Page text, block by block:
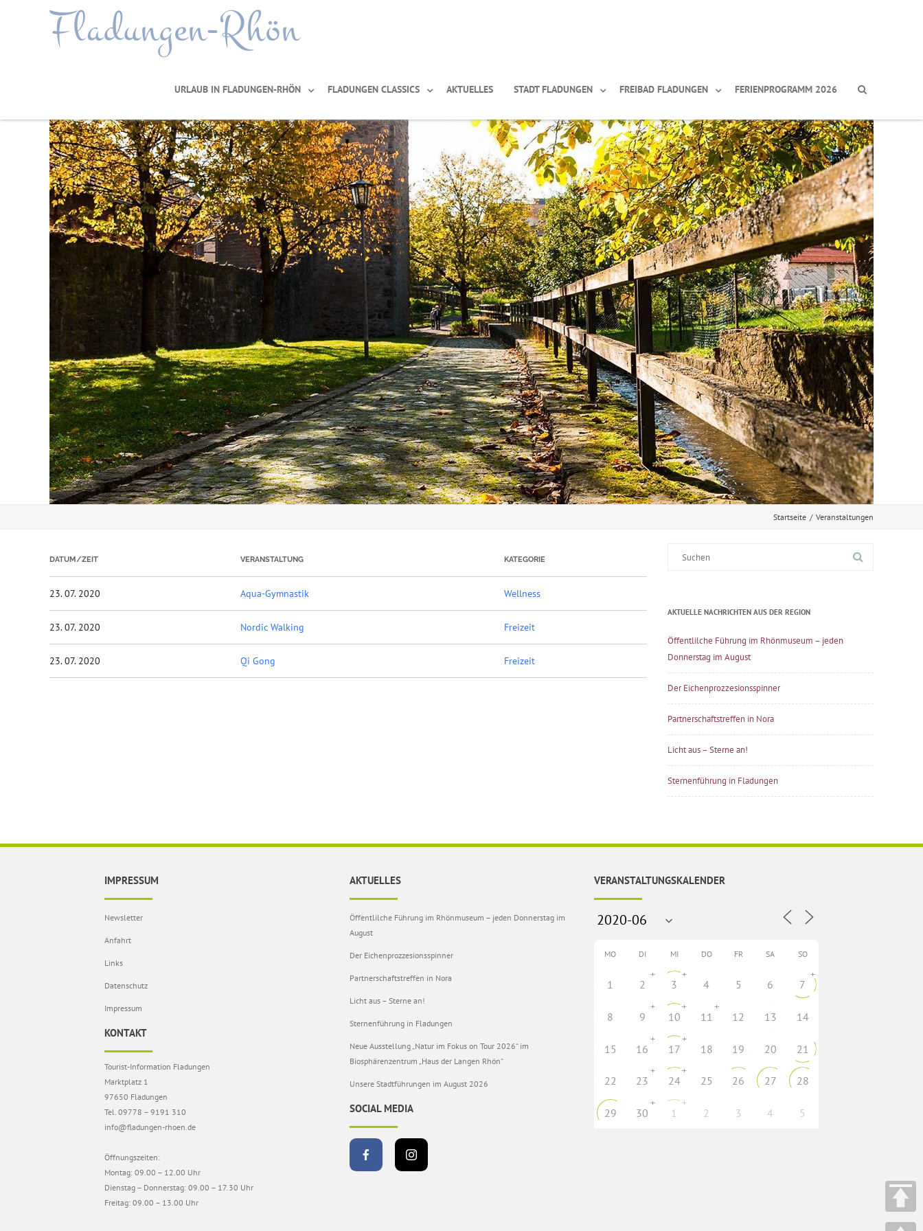
Fladungen-Rhön
URLAUB IN FLADUNGEN-RHÖN FLADUNGEN CLASSICS AKTUELLES STADT FLADUNGEN FREIBAD FLADUNGEN FERIENPROGRAMM 2026
Startseite / Veranstaltungen
DATUM/ZEIT VERANSTALTUNG KATEGORIE
23. 07. 2020 Aqua-Gymnastik Wellness
23. 07. 2020 Nordic Walking Freizeit
23. 07. 2020 Qi Gong Freizeit
AKTUELLE NACHRICHTEN AUS DER REGION
Öffentlilche Führung im Rhönmuseum – jeden
Donnerstag im August
Der Eichenprozzesionsspinner
Partnerschaftstreffen in Nora
Licht aus – Sterne an!
Sternenführung in Fladungen
IMPRESSUM
Newsletter
Anfahrt
Links
Datenschutz
Impressum
KONTAKT
Tourist-Information Fladungen
Marktplatz 1
97650 Fladungen
Tel. 09778 – 9191 310
info@fladungen-rhoen.de
Öffnungszeiten:
Montag: 09.00 – 12.00 Uhr
Dienstag – Donnerstag: 09.00 – 17.30 Uhr
Freitag: 09.00 – 13.00 Uhr
AKTUELLES
Öffentlilche Führung im Rhönmuseum – jeden Donnerstag im
August
Der Eichenprozzesionsspinner
Partnerschaftstreffen in Nora
Licht aus – Sterne an!
Sternenführung in Fladungen
Neue Ausstellung „Natur im Fokus on Tour 2026“ im
Biosphärenzentrum „Haus der Langen Rhön“
Unsere Stadtführungen im August 2026
SOCIAL MEDIA
VERANSTALTUNGSKALENDER
MO DI MI DO FR SA SO
1 2
+
3
+
4 5 6 7
+
8 9
+
10
+
11
+
12 13 14
15 16
+
17
+
18 19 20 21
22 23
+
24
+
25 26 27 28
29 30
+
1
+
2 3 4 5